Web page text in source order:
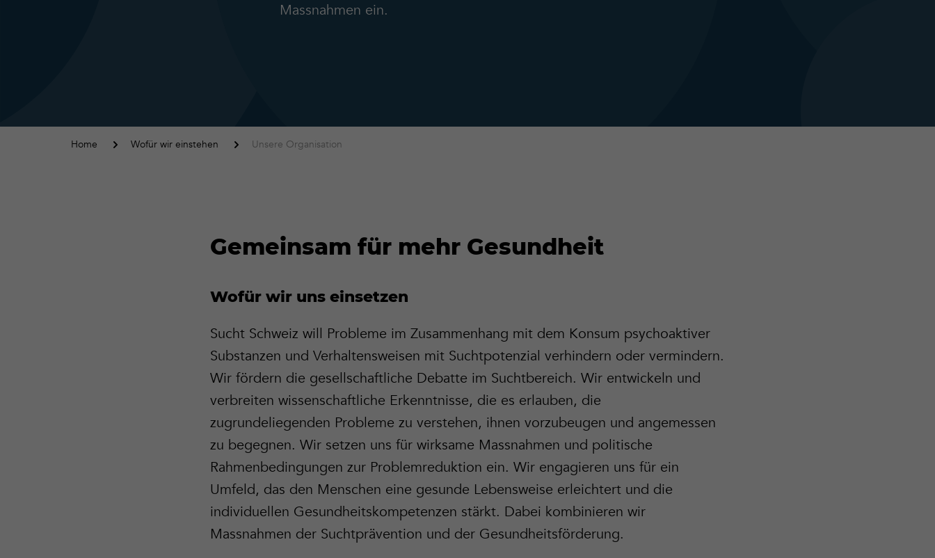
Massnahmen ein.
Home Wofür wir einstehen Unsere Organisation
Gemeinsam für mehr Gesundheit
Wofür wir uns einsetzen
Sucht Schweiz will Probleme im Zusammenhang mit dem Konsum psychoaktiver
Substanzen und Verhaltensweisen mit Suchtpotenzial verhindern oder vermindern.
Wir fördern die gesellschaftliche Debatte im Suchtbereich. Wir entwickeln und
verbreiten wissenschaftliche Erkenntnisse, die es erlauben, die
zugrundeliegenden Probleme zu verstehen, ihnen vorzubeugen und angemessen
zu begegnen. Wir setzen uns für wirksame Massnahmen und politische
Rahmenbedingungen zur Problemreduktion ein. Wir engagieren uns für ein
Umfeld, das den Menschen eine gesunde Lebensweise erleichtert und die
individuellen Gesundheitskompetenzen stärkt. Dabei kombinieren wir
Massnahmen der Suchtprävention und der Gesundheitsförderung.